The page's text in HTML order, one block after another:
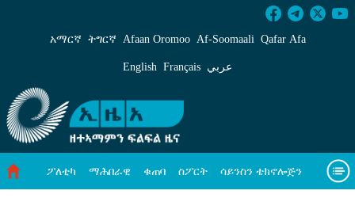
ቀዳማይ ሚኒስትር ዐቢይ ኣሕመድ (ዶ/ር) - ኢዜአ
አማርኛ ትግርኛ Afaan Oromoo Af‑Soomaali Qafar Afa
English Français عربي
ፖለቲካ ማሕበራዊ ቁጠባ ስፖርት ሳይንስን ቴክኖሎጅን